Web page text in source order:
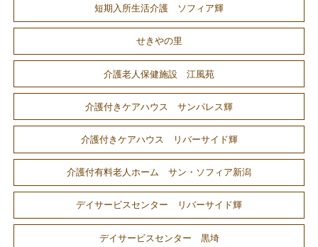
短期入所生活介護 ソフィア輝
せきやの里
介護老人保健施設 江風苑
介護付きケアハウス サンパレス輝
介護付きケアハウス リバーサイド輝
介護付有料老人ホーム サン・ソフィア新潟
デイサービスセンター リバーサイド輝
デイサービスセンター 黒埼